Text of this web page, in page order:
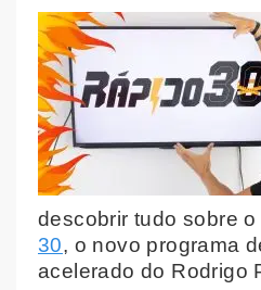
descobrir tudo sobre o
30, o novo programa
acelerado do Rodrigo